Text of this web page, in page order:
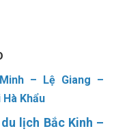
– Lệ Giang –
Khẩu
lịch Bắc Kinh –